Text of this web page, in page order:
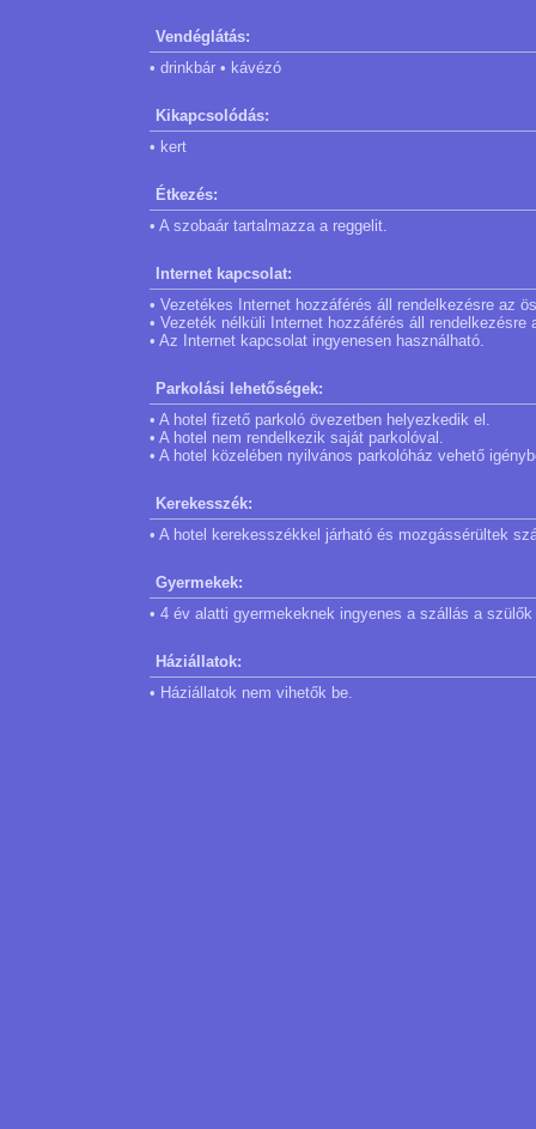
Vendéglátás:
• drinkbár • kávézó
Kikapcsolódás:
• kert
Étkezés:
• A szobaár tartalmazza a reggelit.
Internet kapcsolat:
• Vezetékes Internet hozzáférés áll rendelkezésre az
• Vezeték nélküli Internet hozzáférés áll rendelkezésre
• Az Internet kapcsolat ingyenesen használható.
Parkolási lehetőségek:
• A hotel fizető parkoló övezetben helyezkedik el.
• A hotel nem rendelkezik saját parkolóval.
• A hotel közelében nyilvános parkolóház vehető
Kerekesszék:
• A hotel kerekesszékkel járható és mozgássérültek
Gyermekek:
• 4 év alatti gyermekeknek ingyenes a szállás a
Háziállatok:
• Háziállatok nem vihetők be.